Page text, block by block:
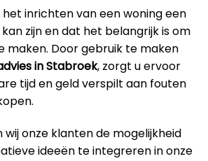
inrichten van een woning een
zijn en dat het belangrijk is om
maken. Door gebruik te maken
in Stabroek, zorgt u ervoor
tijd en geld verspilt aan fouten
wij onze klanten de mogelijkheid
ideeën te integreren in onze